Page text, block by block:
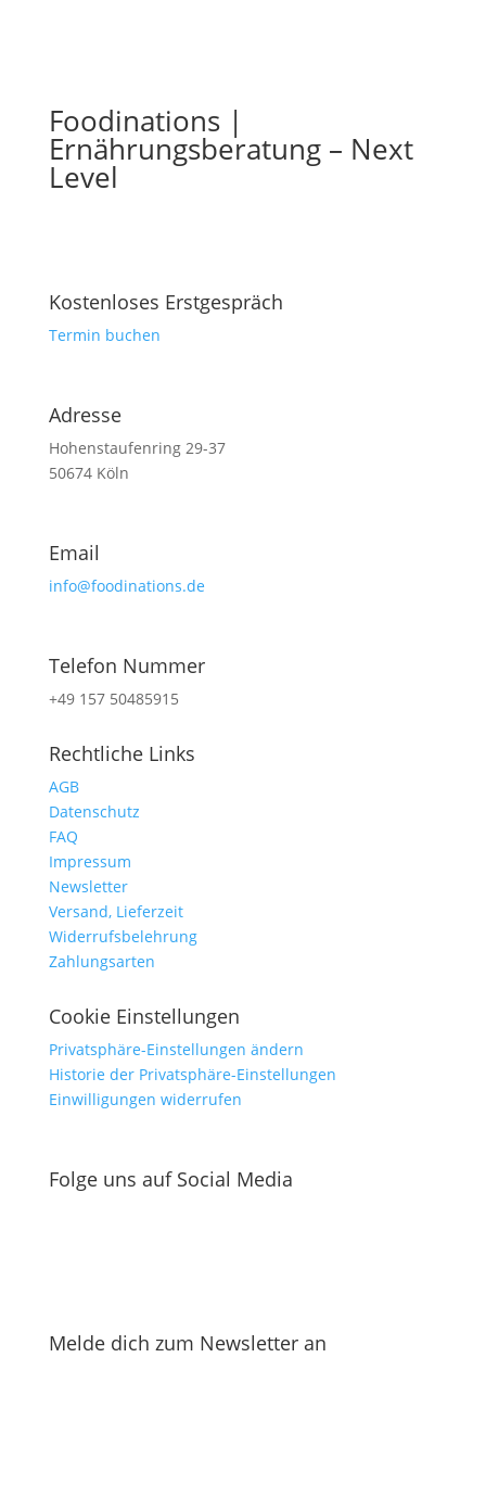
Foodinations |
Ernährungsberatung – Next
Level
Kostenloses Erstgespräch
Termin buchen
Adresse
Hohenstaufenring 29-37
50674 Köln
Email
info@foodinations.de
Telefon Nummer
+49 157 50485915
Rechtliche Links
AGB
Datenschutz
FAQ
Impressum
Newsletter
Versand, Lieferzeit
Widerrufsbelehrung
Zahlungsarten
Cookie Einstellungen
Privatsphäre-Einstellungen ändern
Historie der Privatsphäre-Einstellungen
Einwilligungen widerrufen
Folge uns auf Social Media
Melde dich zum Newsletter an